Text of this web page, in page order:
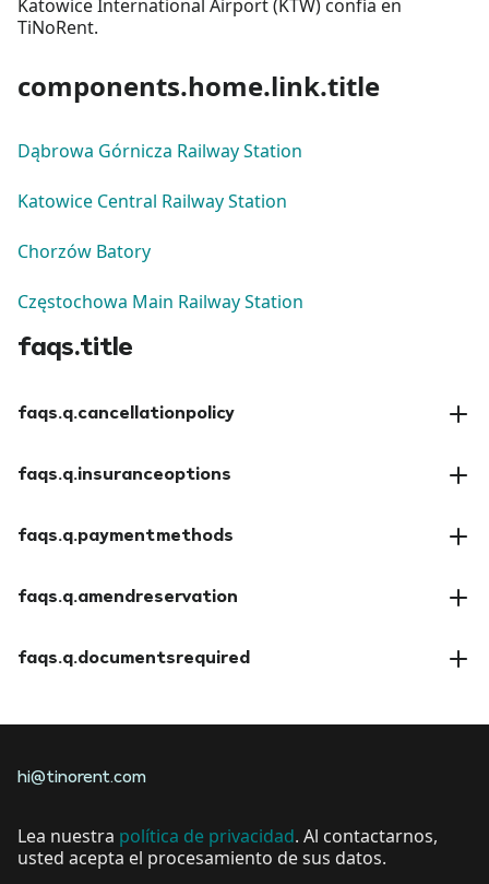
Katowice International Airport (KTW) confía en
TiNoRent.
components.home.link.title
Dąbrowa Górnicza Railway Station
Katowice Central Railway Station
Chorzów Batory
Częstochowa Main Railway Station
faqs.title
faqs.q.cancellationpolicy
faqs.q.insuranceoptions
faqs.q.paymentmethods
faqs.q.amendreservation
faqs.q.documentsrequired
hi@tinorent.com
Lea nuestra política de privacidad. Al contactarnos,
usted acepta el procesamiento de sus datos.